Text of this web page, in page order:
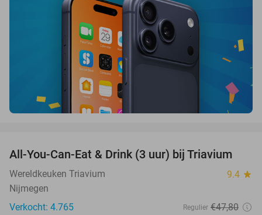
21%
All-You-Can-Eat & Drink (3 uur) bij Triavium
Wereldkeuken Triavium 9.4 star
Nijmegen
Verkocht: 4.765
Regulier €47,80